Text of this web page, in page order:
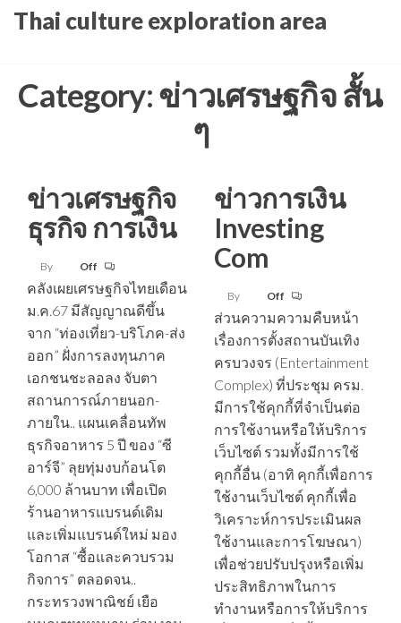
Skip
content
Thai culture exploration area
Category:ข่าวเศรษฐกิจ สั้น
ๆ
ข่าวเศรษฐกิจ
ธุรกิจ การเงิน
By Off
คลังเผยเศรษฐกิจไทยเดือน
ม.ค.67 มีสัญญาณดีขึ้น
จาก “ท่องเที่ยว-บริโภค-ส่ง
ออก” ฝั่งการลงทุนภาค
เอกชนชะลอลง จับตา
สถานการณ์ภายนอก-
ภายใน.. แผนเคลื่อนทัพ
ธุรกิจอาหาร 5 ปี ของ “ซี
อาร์จี” ลุยทุ่มงบก้อนโต
6,000 ล้านบาท เพื่อเปิด
ร้านอาหารแบรนด์เดิม
และเพิ่มแบรนด์ใหม่ มอง
โอกาส “ซื้อและควบรวม
กิจการ” ตลอดจน..
กระทรวงพาณิชย์ เยือ
ข่าวการเงิน
Investing
Com
By Off
ส่วนความความคืบหน้า
เรื่องการตั้งสถานบันเทิง
ครบวงจร (Entertainment
Complex) ที่ประชุม ครม.
มีการใช้คุกกี้ที่จำเป็นต่อ
การใช้งานหรือให้บริการ
เว็บไซต์ รวมทั้งมีการใช้
คุกกี้อื่น (อาทิ คุกกี้เพื่อการ
ใช้งานเว็บไซต์ คุกกี้เพื่อ
วิเคราะห์การประเมินผล
ใช้งานและการโฆษณา)
เพื่อช่วยปรับปรุงหรือเพิ่ม
ประสิทธิภาพในการ
ทำงานหรือการให้บริการ